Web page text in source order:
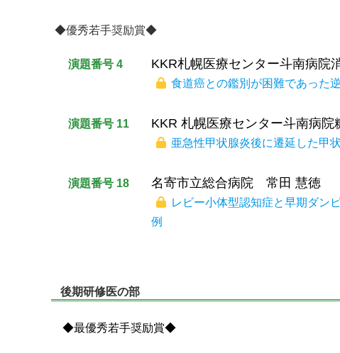
◆優秀若手奨励賞◆
演題番号 4 KKR札幌医療センター斗南病
食道癌との鑑別が困難であった
演題番号 11 KKR 札幌医療センター斗南病
亜急性甲状腺炎後に遷延した甲
演題番号 18 名寄市立総合病院 常田 慧徳
レビー小体型認知症と早期ダン
例
後期研修医の部
◆最優秀若手奨励賞◆